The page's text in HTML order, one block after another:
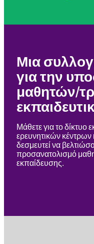
Μια
για την
μαθητών/
Μάθετε για το δίκτυο
ερευνητικών
δεσμευτεί να
προσανατολισμό
εκπαίδευσης.